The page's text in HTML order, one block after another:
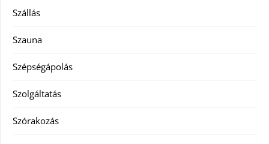
Szállás
Szauna
Szépségápolás
Szolgáltatás
Szórakozás